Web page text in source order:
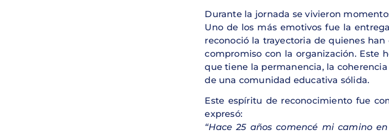
Durante la jornada se vivieron
Uno de los más emotivos fue la
reconoció la trayectoria de quienes han
compromiso con la organización. Este
que tiene la permanencia, la
de una comunidad educativa sólida.
Este espíritu de reconocimiento fue
expresó:
“Hace 25 años comencé mi camino